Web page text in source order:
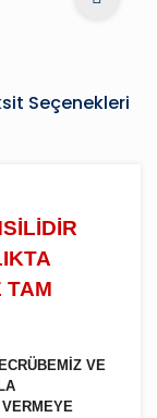
Seçenekleri
TAM
VE